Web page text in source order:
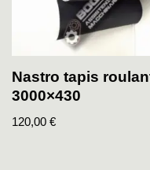
Nastro tapis
3000×430
120,00 €